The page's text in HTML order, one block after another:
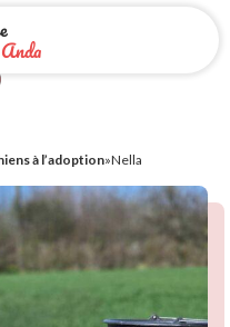
à l’adoption»Nella